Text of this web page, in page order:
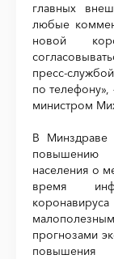
главных
любые
новой
пресс-
по
министром
В Минздраве
повышению
населения о
время
прогнозами
повышения